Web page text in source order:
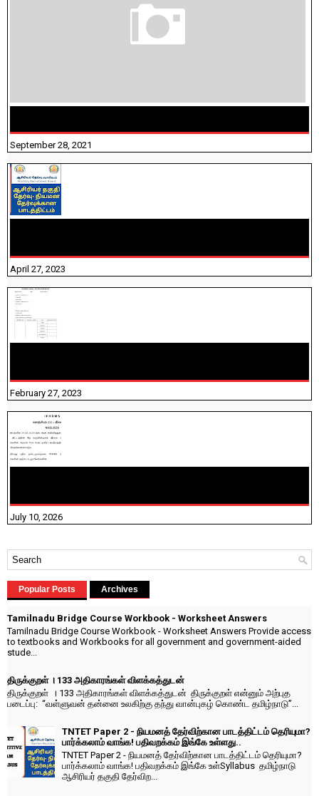
September 28, 2021
April 27, 2023
February 27, 2023
July 10, 2026
Popular Posts Archives
Tamilnadu Bridge Course Workbook - Worksheet Answers
Tamilnadu Bridge Course Workbook - Worksheet Answers Provide access
to textbooks and Workbooks for all government and government-aided
stude...
திருக்குறள் । 133 அதிகாரங்கள் விளக்கத்துடன்
திருக்குறள் । 133 அதிகாரங்கள் விளக்கத்துடன் திருக்குறள் என்னும் அற்புத
படைப்பு: “வள்ளுவன் தன்னை உலகிற்கு தந்து வான்புகழ் கொண்ட தமிழ்நாடு”...
TNTET Paper 2 - நியமனத் தேர்விற்கான பாடத்திட்டம் தெரியுமா?
பார்க்கலாம் வாங்க! பதிவறக்கம் இங்கே உள்ளது..
TNTET Paper 2 - நியமனத் தேர்விற்கான பாடத்திட்டம் தெரியுமா?
பார்க்கலாம் வாங்க! பதிவறக்கம் இங்கே உள்Syllabus தமிழ்நாடு
ஆசிரியர் தகுதி தேர்விற...